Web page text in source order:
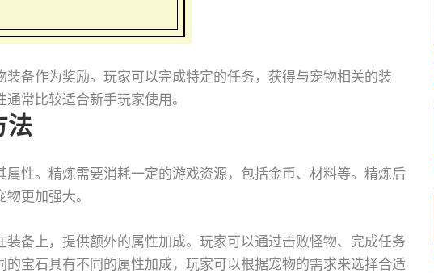
备作为奖励。玩家可以完成特定的任务，获得与宠物相关的装
常比较适合新手玩家使用。
法
性。精炼需要消耗一定的游戏资源，包括金币、材料等。精炼后
更加强大。
备上，提供额外的属性加成。玩家可以通过击败怪物、完成任务
宝石具有不同的属性加成，玩家可以根据宠物的需求来选择合适